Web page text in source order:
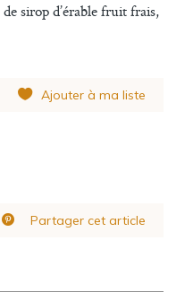
sirop d’érable fruit frais,
Ajouter à ma liste
Partager cet article